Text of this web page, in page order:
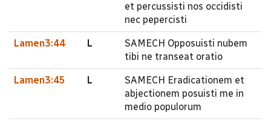
et percussisti nos occidisti
nec pepercisti
Lamen3:44 L
SAMECH Opposuisti nubem
tibi ne transeat oratio
Lamen3:45 L
SAMECH Eradicationem et
abjectionem posuisti me in
medio populorum